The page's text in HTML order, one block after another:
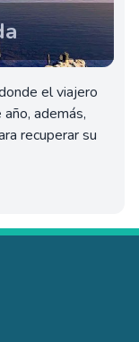
el viajero
además,
recuperar su